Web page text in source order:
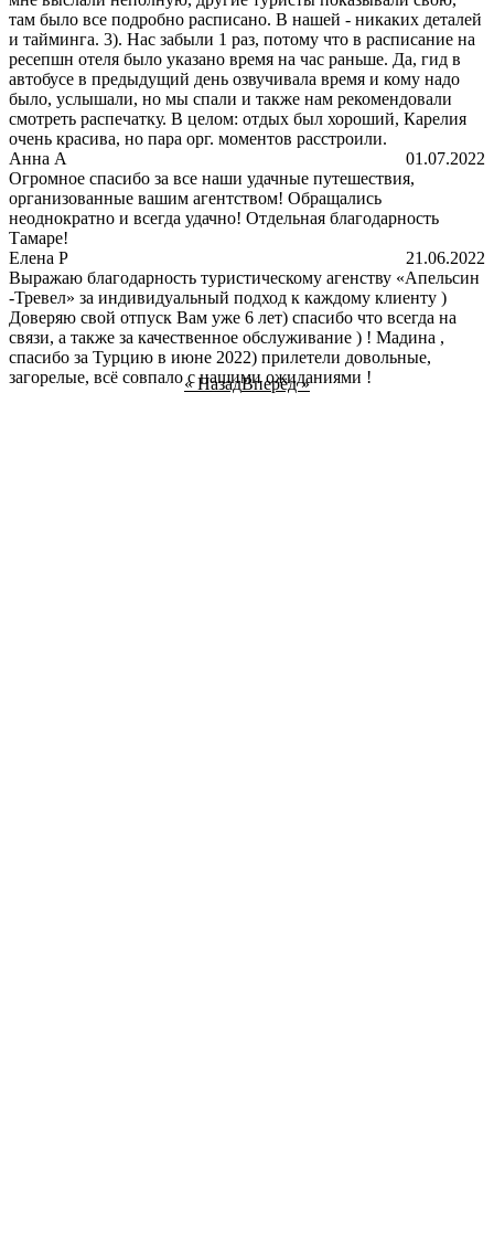
там было все подробно расписано. В нашей - никаких деталей
и тайминга. 3). Нас забыли 1 раз, потому что в расписание на
ресепшн отеля было указано время на час раньше. Да, гид в
автобусе в предыдущий день озвучивала время и кому надо
было, услышали, но мы спали и также нам рекомендовали
смотреть распечатку. В целом: отдых был хороший, Карелия
очень красива, но пара орг. моментов расстроили.
Анна А
01.07.2022
Огромное спасибо за все наши удачные путешествия,
организованные вашим агентством! Обращались
неоднократно и всегда удачно! Отдельная благодарность
Тамаре!
Елена Р
21.06.2022
Выражаю благодарность туристическому агенству «Апельсин
-Тревел» за индивидуальный подход к каждому клиенту )
Доверяю свой отпуск Вам уже 6 лет) спасибо что всегда на
связи, а также за качественное обслуживание ) ! Мадина ,
спасибо за Турцию в июне 2022) прилетели довольные,
загорелые, всё совпало с нашими ожиданиями !
« НазадВперёд »